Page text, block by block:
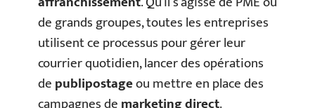
de grands groupes, toutes les entreprises
utilisent ce processus pour gérer leur
courrier quotidien, lancer des opérations
depublipostageou mettre en place des